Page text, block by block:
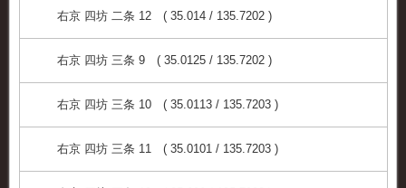
右京 四坊 二条 12 ( 35.014 / 135.7202 )
右京 四坊 三条 9 ( 35.0125 / 135.7202 )
右京 四坊 三条 10 ( 35.0113 / 135.7203 )
右京 四坊 三条 11 ( 35.0101 / 135.7203 )